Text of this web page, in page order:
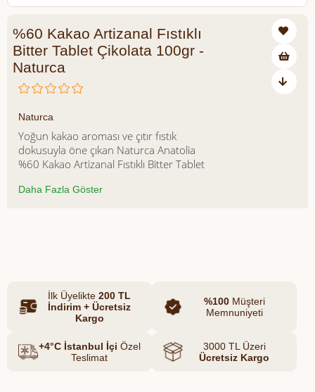
%60 Kakao Artizanal Fıstıklı
Bitter Tablet Çikolata 100gr -
Naturca
Naturca
Yoğun kakao aroması ve çıtır fıstık
dokusuyla öne çıkan Naturca Anatolia
%60 Kakao Artizanal Fıstıklı Bitter Tablet
karakterini doğal içeriklerle buluşturur.
tatlı molası arayanlar için ideal bir
seçimdir.
Daha Fazla Göster
İlk Üyelikte 200 TL
İndirim + Ücretsiz
Kargo
%100Müşteri
Memnuniyeti
+4°C İstanbul İçi Özel
Teslimat
3000 TL Üzeri
Ücretsiz Kargo